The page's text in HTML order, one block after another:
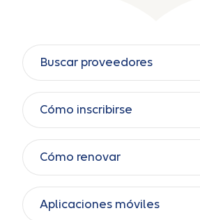
Buscar proveedores
Cómo inscribirse
Cómo renovar
Aplicaciones móviles